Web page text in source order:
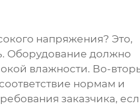
напряжения? Это,
Оборудование должно
влажности. Во-
нормам и
заказчика,